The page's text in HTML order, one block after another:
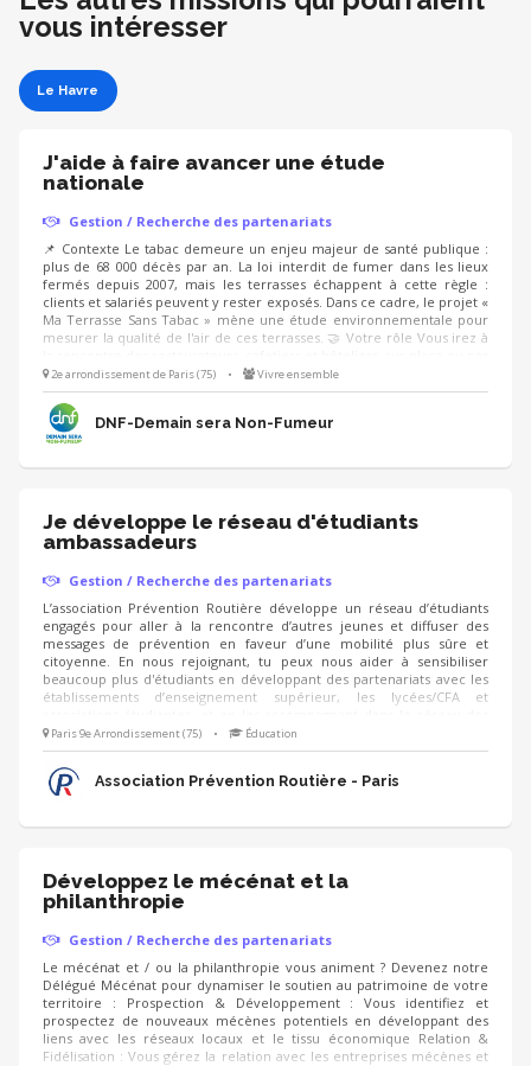
vous intéresser
Le Havre
J'aide à faire avancer une étude
nationale
Gestion / Recherche des partenariats
📌 Contexte Le tabac demeure un enjeu majeur de santé publique :
plus de 68 000 décès par an. La loi interdit de fumer dans les lieux
fermés depuis 2007, mais les terrasses échappent à cette règle :
clients et salariés peuvent y rester exposés. Dans ce cadre, le projet «
Ma Terrasse Sans Tabac » mène une étude environnementale pour
mesurer la qualité de l'air de ces terrasses. 🤝 Votre rôle Vous irez à
téléphone : 5 à 10 minutes pour présenter la démarche, recueillir
leur accord et fixer une date. Les équipes de l'étude réalisent ensuite
la mesure.
2e arrondissement de Paris (75) • Vivre ensemble
DNF-Demain sera Non-Fumeur
Je développe le réseau d'étudiants
ambassadeurs
Gestion / Recherche des partenariats
L’association Prévention Routière développe un réseau d’étudiants
engagés pour aller à la rencontre d’autres jeunes et diffuser des
messages de prévention en faveur d’une mobilité plus sûre et
citoyenne. En nous rejoignant, tu peux nous aider à sensibiliser
beaucoup plus d'étudiants en développant des partenariats avec les
établissements d’enseignement supérieur, les lycées/CFA et
étudiants ambassadeurs ! - identification d'établissements et réseaux
associatifs - prise de contact, présentation et mise en lien avec
l'équipe de permanents - organisation d’ateliers découverte auprès
des étudiants - aide au montage d'actions
Paris 9e Arrondissement (75) • Éducation
Association Prévention Routière - Paris
Développez le mécénat et la
philanthropie
Gestion / Recherche des partenariats
Le mécénat et / ou la philanthropie vous animent ? Devenez notre
Délégué Mécénat pour dynamiser le soutien au patrimoine de votre
territoire : Prospection & Développement : Vous identifiez et
prospectez de nouveaux mécènes potentiels en développant des
liens avec les réseaux locaux et le tissu économique Relation &
Fidélisation : Vous gérez la relation avec les entreprises mécènes et